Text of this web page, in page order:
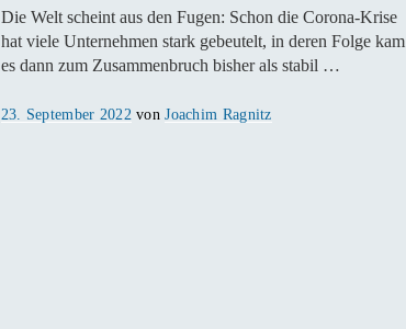
Die Welt scheint aus den Fugen: Schon die Corona-Krise
hat viele Unternehmen stark gebeutelt, in deren Folge kam
es dann zum Zusammenbruch bisher als stabil …
Veröffentlicht
23. September 2022 vonJoachim Ragnitz